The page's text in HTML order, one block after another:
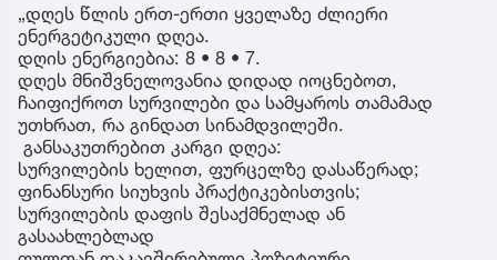
„დღეს წლის ერთ-ერთი ყველაზე ძლიერი
ენერგეტიკული დღეა.
დღის ენერგიებია: 8 • 8 • 7.
დღეს მნიშვნელოვანია დიდად იოცნებოთ,
ჩაიფიქროთ სურვილები და სამყაროს თამამად
უთხრათ, რა გინდათ სინამდვილეში.
განსაკუთრებით კარგი დღეა:
სურვილების ხელით, ფურცელზე დასაწერად;
ფინანსური სიუხვის პრაქტიკებისთვის;
სურვილების დაფის შესაქმნელად ან
გასაახლებლად